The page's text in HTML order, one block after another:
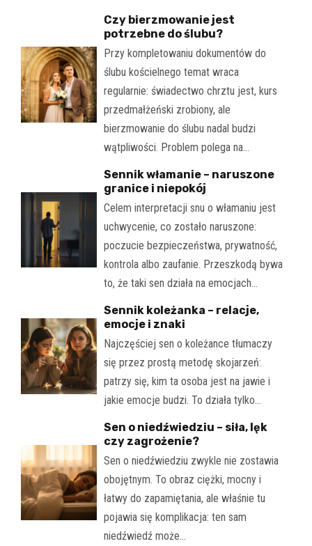
Czy bierzmowanie jest
potrzebne do ślubu?
Przy kompletowaniu dokumentów do
ślubu kościelnego temat wraca
regularnie: świadectwo chrztu jest, kurs
przedmałżeński zrobiony, ale
bierzmowanie do ślubu nadal budzi
wątpliwości. Problem polega na…
Sennik włamanie – naruszone
granice i niepokój
Celem interpretacji snu o włamaniu jest
uchwycenie, co zostało naruszone:
poczucie bezpieczeństwa, prywatność,
kontrola albo zaufanie. Przeszkodą bywa
to, że taki sen działa na emocjach…
Sennik koleżanka – relacje,
emocje i znaki
Najczęściej sen o koleżance tłumaczy
się przez prostą metodę skojarzeń:
patrzy się, kim ta osoba jest na jawie i
jakie emocje budzi. To działa tylko…
Sen o niedźwiedziu – siła, lęk
czy zagrożenie?
Sen o niedźwiedziu zwykle nie zostawia
obojętnym. To obraz ciężki, mocny i
łatwy do zapamiętania, ale właśnie tu
pojawia się komplikacja: ten sam
niedźwiedź może…